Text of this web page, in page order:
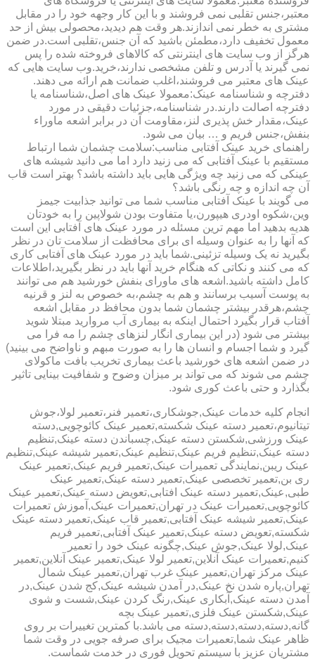
معتبر،جنس تقلبی نمی فروشند و با این کار وجهه خود را در مقابل
مشتری به خطر نمی اندازند.هر وقت هم دیدید،محصولی بیش از حد
معمول تخفیف دارد،مطمئن باشید که آن جنس،تقلبی است.در ضمن
هرگز از وب سایت های اینترنتی که کالاهای فروخته شده را پس
نمی گیرند یا آدرس و تلفن مشخصی ندارند،خرید.وب سایت هایی که
عینک های معتبر می فروشند،اغلب ضمانت هم ارائه می دهند.
دفترچه و شناسنامه عینک:معمولا عینک های اصل،شناسنامه یا
دفترچه اصالت دارند.در شناسنامه،جزئیات دقیقی در مورد
عینک،مقدار خش پذیری لنز،مقاومت آن در برابر اشعه ماوراء
بنفش،جنس فریم و … بیان می شود.
راهنمای خرید عینک آفتابی مناسب:سلامت چشمان شما ارتباط
مستقیم با عینک آفتابی که می زنید دارد اما می دانید شیشه های
عینکی که می زنید چه ویژگی هایی باید داشته باشد؟ بهتر است قاب
آن چه اندازه و چه رنگی باشد؟
می گویند با عینک آفتابی مناسب شما می توانید جذابیت جیمز
وین،شکوه اودری هیپورن،یا متفاوت بودن شولاپین را به خودتان
هدیه بدهید اما مهم ترین مسئله در مورد عینک های آفتابی این است
که آنها را به عنوان وسیله ای برای محافظت از سلامت تان در نظر
بگیرید نه یک وسیله تزئینی.شما باید در مورد عینک های آفتابی کاری
که می کنند و نکاتی که هنگام خرید آنها باید در نظر بگیرید،اطلاعات
کامل داشته باشید.اشعه های ماورای بنفش خورشید هم می توانند
به پوست آسیب برسانند و هم به چشم،به خصوص به لنز و قرنیه
چشم،هرقدر بیشتر چشمان شما بدون محافظ در مقابل اشعه
آفتاب قرار بگیرد احتمال اینکه به بیماری آب مروارید مبتلا شوید
بیشتر می شود (در این بیماری انگار لنزهای چشم را مه فرا می
گیرد و شما اجسام و انسان ها را به صورت مبهم و ناواضح می بینید)
در ضمن اشعه های خورشید باعث بیماری تخریب بافت ماکولای
چشم می شوند که می تواند بر میزان وضوح و شفافیت بینایی تاثیر
بگذارد و حتی باعث کوری شود.
انجام کلیه خدمات عینک,جوشکاری،تعمیر فنر،تعمیر لولا،جوش
تیتانیوم،تعمیر دسته عینک شکسته,تعمیر عینک کائوچویی,دسته
عینک ورزشی,شکستن دسته عینک,چسباندن دسته عینک,تنظیم
دسته عینک,تنظیم فریم عینک,تنظیم عینک,تعمیر شیشه عینک,تنظیم
عینک ریبن,نمایندگی تعمیرات عینک,تعمیر فریم عینک,تعمیر عینک
ری بن,تعمیر تخصصی عینک,تعمیر دسته عینک,تعمیر عینک
طبی,عینک,تعمیر دسته عینک افتابی,تعویض دسته عینک,تعمیر عینک
کائوچویی,تعمیرات عینک در تهران,تعمیرات عینک,آموزش تعمیرات
عینک,تعمیر شیشه عینک آفتابی,تعمیر قاب عینک,تعمیر دسته عینک
شکسته,تعویض دسته عینک,تعمیر عینک آفتابی,تعمیر فریم
عینک,لولا عینک,جوش عینک,چگونه عینک خود را تعمیر
کنیم,تعمیرات عینک آنلاین,تعمیر لولا عینک,تعمیر عینک آنلاین,تعمیر
عینک مرکز تهران,تعمیر عینک غرب تهران,تعمیر عینک شمال
تهران,پاره شدن نخ عینک,در آمدن شیشه عینک,کج شدن عینک,در
آمدن دسته عینک,آبکاری عینک,رنگ کردن عینک,شست و شوی
عینک,شکستن عینک فلزی,تعمیر عینک بچه
گانه,دسته,دسته,دسته,دسته می باشد.با کمترین تغییرات بر روی
ظاهر عینک شما,تعمیرات مجیک برای صرفه جویی در وقت شما
مشتریان عزیز با سیستم تحویل فوری در خدمت شماست.